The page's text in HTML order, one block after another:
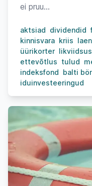
ei pruu...
aktsiad dividendid
kinnisvara kriis
üürikorter likviidsus
ettevõtlus tulud
indeksfond balti
iduinvesteeringud